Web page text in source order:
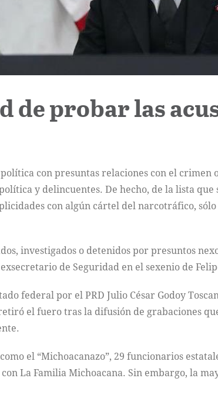
probar las
con presuntas relaciones con el
y delincuentes. De hecho, de la lista
con algún cártel del narcotráfico,
investigados o detenidos por presuntos
de Seguridad en el sexenio de
federal por el PRD Julio César Godoy
el fuero tras la difusión de grabaciones
el “Michoacanazo”, 29 funcionarios
La Familia Michoacana. Sin embargo, la